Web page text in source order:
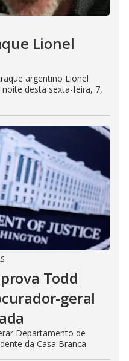
Lionel
argentino Lionel
desta sexta-feira, 7,
Todd
geral
Departamento de
da Casa Branca